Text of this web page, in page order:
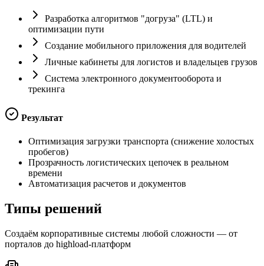
Разработка алгоритмов "догруза" (LTL) и
оптимизации пути
Создание мобильного приложения для водителей
Личные кабинеты для логистов и владельцев грузов
Система электронного документооборота и
трекинга
Результат
Оптимизация загрузки транспорта (снижение холостых
пробегов)
Прозрачность логистических цепочек в реальном
времени
Автоматизация расчетов и документов
Типы решений
Создаём корпоративные системы любой сложности — от
порталов до highload-платформ